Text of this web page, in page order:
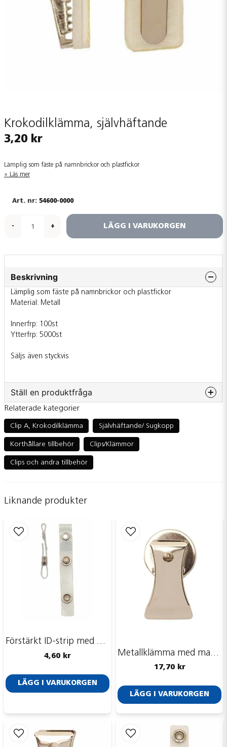
Krokodilklämma, självhäftande
3,20 kr
Lämplig som fäste på namnbrickor och plastfickor
Läs mer
54600-0000
- + LÄGG I VARUKORGEN
Beskrivning
Lämplig som fäste på namnbrickor och plastfickor
Material: Metall
Innerfrp: 100st
Ytterfrp: 5000st
Säljs även styckvis
Ställ en produktfråga
Fråga oss något om denna produkten...
name
Ja, ni får publicera min fråga
Skicka fråga
Relaterade kategorier
Clip A, Krokodilklämma Självhäftande/ Sugkopp
Korthållare tillbehör Clips/Klämmor
Clips och andra tillbehör
Liknande produkter
Förstärkt ID-strip med öljettring
4,60 kr
LÄGG I VARUKORGEN
Metallklämma med magnet
17,70 kr
LÄGG I VARUKORGEN